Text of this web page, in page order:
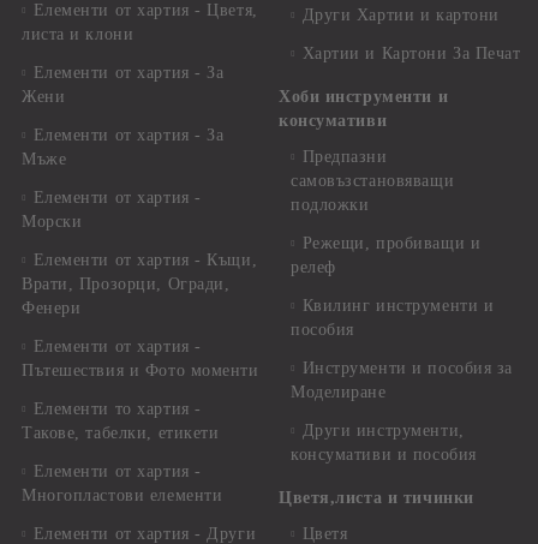
Елементи от хартия - Цветя,
листа и клони
Елементи от хартия - За
Жени
Елементи от хартия - За
Мъже
Елементи от хартия -
Морски
Елементи от хартия - Къщи,
Врати, Прозорци, Огради,
Фенери
Елементи от хартия -
Пътешествия и Фото моменти
Елементи то хартия -
Такове, табелки, етикети
Елементи от хартия -
Многопластови елементи
Елементи от хартия - Други
Други Хартии и картони
Хартии и Картони За Печат
Хоби инструменти и
консумативи
Предпазни
самовъзстановяващи
подложки
Режещи, пробиващи и
релеф
Квилинг инструменти и
пособия
Инструменти и пособия за
Моделиране
Други инструменти,
консумативи и пособия
Цветя,листа и тичинки
Цветя